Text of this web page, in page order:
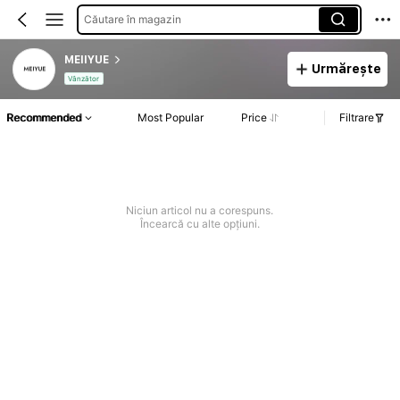
Căutare în magazin
MEIIYUE
Vânzător
Urmărește
Recommended Most Popular Price Filtrare
Niciun articol nu a corespuns.
Încearcă cu alte opțiuni.